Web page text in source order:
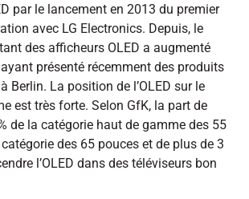
par le lancement en 2013 du premier
avec LG Electronics. Depuis, le
des afficheurs OLED a augmenté
présenté récemment des produits
Berlin. La position de l’OLED sur le
est très forte. Selon GfK, la part de
de la catégorie haut de gamme des 55
des 65 pouces et de plus de 3
l’OLED dans des téléviseurs bon